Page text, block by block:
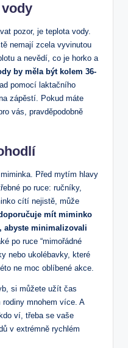
pozor, je teplota vody.
nemají zcela vyvinutou
a nevědí, co je horko a
by měla být kolem 36-
pomocí laktačního
zápěstí. Pokud máte
vás, pravděpodobně
Před mytím hlavy
po ruce: ručníky,
cítí nejistě, může
mít miminko
abyste minimalizovali
po ruce “mimořádné
nebo ukolébavky, které
ne moc oblíbené akce.
si můžete užít čas
mnohem více. A
ví, třeba se vaše
v extrémně rychlém